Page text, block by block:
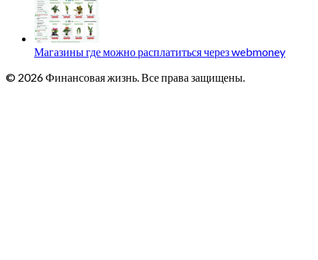
Магазины где можно расплатиться через webmoney
© 2026 Финансовая жизнь. Все права защищены.